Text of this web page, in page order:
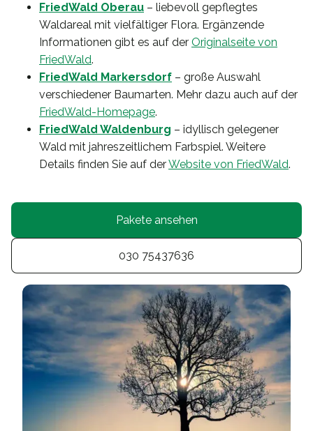
FriedWald Oberau – liebevoll gepflegtes
Waldareal mit vielfältiger Flora. Ergänzende
Informationen gibt es auf der Originalseite von
FriedWald.
FriedWald Markersdorf – große Auswahl
verschiedener Baumarten. Mehr dazu auch auf der
FriedWald-Homepage.
FriedWald Waldenburg – idyllisch gelegener
Wald mit jahreszeitlichem Farbspiel. Weitere
Details finden Sie auf derWebsite von FriedWald.
Pakete ansehen
030 75437636